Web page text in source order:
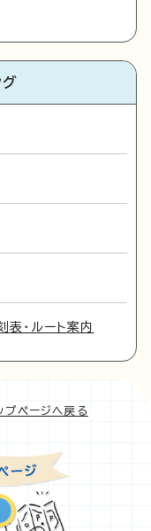
グ
表・ルート案内
プページへ戻る